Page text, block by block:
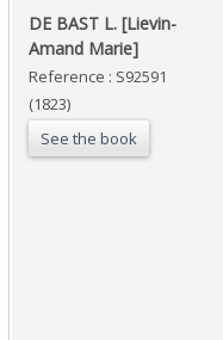
‎DE BAST L. [Lievin-
Amand Marie]‎
Reference : S92591
(1823)
See the book